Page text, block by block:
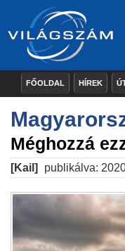
FŐOLDAL HÍREK
Méghozzá
[Kail] publikálva: